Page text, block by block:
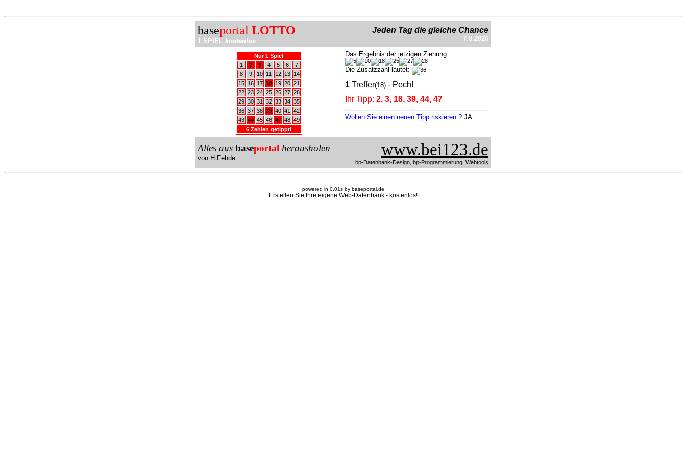
baseportal LOTTO
1 SPIEL kostenlos
Jeden Tag die gleiche Chance
7.8.2026
Nur 1 Spiel
1
2 3 4 5 6
7
8
9 10 11 12 13
14
15
16 17 18 19 20 21
22 23 24 25 26 27 28
29 30 31 32 33 34 35
36 37 38 39 40 41
42
43 44 45 46 47 48 49
6 Zahlen getippt!
Das Ergebnis der jetzigen Ziehung:
Die Zusatzzahl lautet:
1 Treffer(18) - Pech!
Ihr Tipp: 2, 3, 18, 39, 44, 47
Wollen Sie einen neuen Tipp riskieren ? JA
Alles aus baseportal herausholen
von H.Fehde www.bei123.de
bp-Datenbank-Design, bp-Programmierung, Webtools
powered in 0.01s by baseportal.de
Erstellen Sie Ihre eigene Web-Datenbank - kostenlos!